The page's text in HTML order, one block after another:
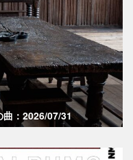
：2026/07/31